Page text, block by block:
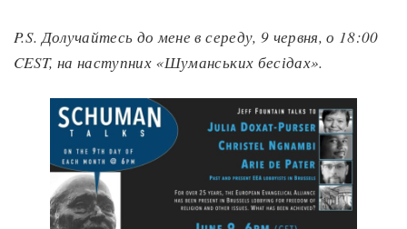
P.S. Долучайтесь до мене в середу, 9 червня, о 18:00
CEST, на наступних «Шуманських бесідах».